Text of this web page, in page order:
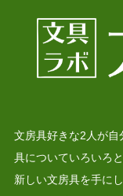
文房具好きな2人が
具についていろいろ
新しい文房具を手に